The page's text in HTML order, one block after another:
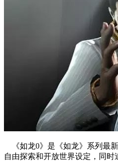
《如龙0》是《如龙》系列最
自由探索和开放世界设定，同